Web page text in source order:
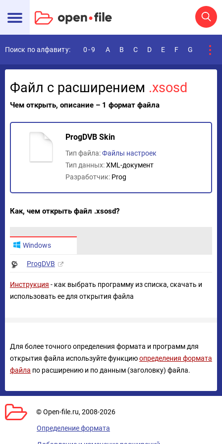
Поиск по алфавиту: 0-9 A B C D E F G
Файл с расширением .xsosd
Чем открыть, описание – 1 формат файла
ProgDVB Skin
Тип файла:Файлы настроек
Тип данных:XML-документ
Разработчик: Prog
Как, чем открыть файл .xsosd?
Windows
ProgDVB
Инструкция - как выбрать программу из списка, скачать и
использовать ее для открытия файла
Для более точного определения формата и программ для
открытия файла используйте функциюопределения формата
файла по расширению и по данным (заголовку) файла.
© Open-file.ru, 2008-2026
Определение формата